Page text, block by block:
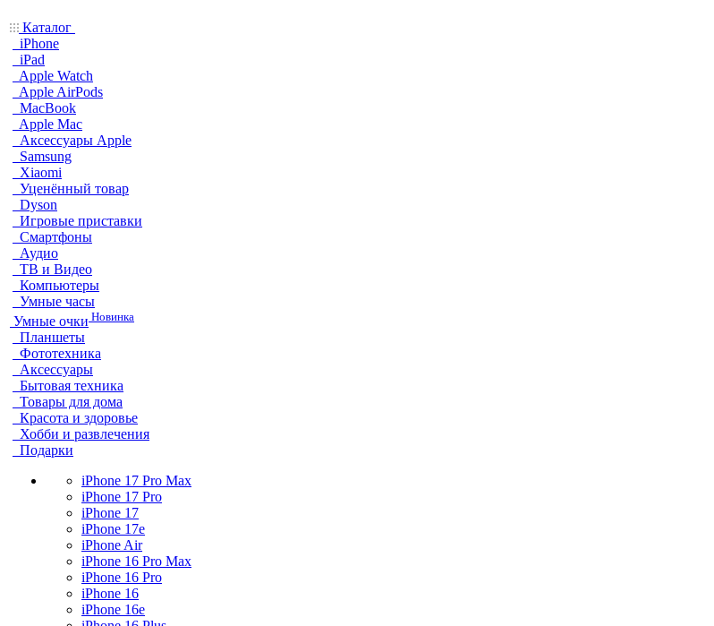
Каталог
iPhone
iPad
Apple Watch
Apple AirPods
MacBook
Apple Mac
Аксессуары Apple
Samsung
Xiaomi
Уценённый товар
Dyson
Игровые приставки
Смартфоны
Аудио
ТВ и Видео
Компьютеры
Умные часы
Умные очки Новинка
Планшеты
Фототехника
Аксессуары
Бытовая техника
Товары для дома
Красота и здоровье
Хобби и развлечения
Подарки
iPhone 17 Pro Max
iPhone 17 Pro
iPhone 17
iPhone 17e
iPhone Air
iPhone 16 Pro Max
iPhone 16 Pro
iPhone 16
iPhone 16e